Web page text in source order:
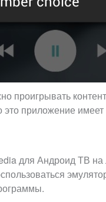
это приложение
для Андроид ТВ